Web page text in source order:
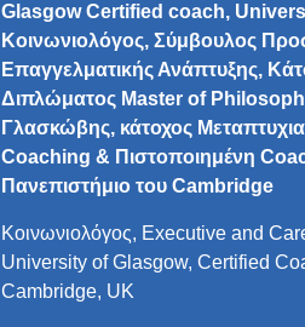
Glasgow Certified coach,
Κοινωνιολόγος, Σύμβουλος
Επαγγελματικής Ανάπτυξης,
Διπλώματος Master of
Γλασκώβης, κάτοχος
Coaching & Πιστοποιημένη
Πανεπιστήμιο του Cambridge
Κοινωνιολόγος, Executive and
University of Glasgow, Certified
Cambridge, UK